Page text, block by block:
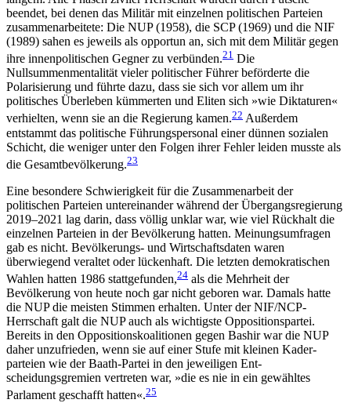
beendet, bei denen das Militär mit einzelnen politischen Parteien
zusammenarbeitete: Die NUP (1958), die SCP (1969) und die NIF
(1989) sahen es jeweils als opportun an, sich mit dem Militär gegen
ihre innenpolitischen Gegner zu verbünden.21 Die
Nullsummenmentalität vieler politischer Führer beförderte die
Polarisierung und führte dazu, dass sie sich vor allem um ihr
politisches Überleben kümmerten und Eliten sich »wie Diktaturen«
verhielten, wenn sie an die Regierung kamen.22 Außerdem
entstammt das politische Führungspersonal einer dünnen sozia­len
Schicht, die weniger unter den Folgen ihrer Fehler leiden musste als
die Gesamtbevölkerung.23
Eine besondere Schwierigkeit für die Zusammenarbeit der
politischen Parteien untereinander wäh­rend der Übergangsregierung
2019–2021 lag darin, dass völlig unklar war, wie viel Rückhalt die
einzelnen Parteien in der Bevölkerung hatten. Meinungsumfragen
gab es nicht. Bevölkerungs- und Wirtschaftsdaten waren
überwiegend veraltet oder lücken­haft. Die letzten demokratischen
Wahlen hatten 1986 stattgefunden,24 als die Mehrheit der
Bevölkerung von heute noch gar nicht geboren war. Damals hatte
die NUP die meisten Stimmen erhalten. Unter der NIF/NCP-
Herrschaft galt die NUP auch als wichtig­ste Oppositionspartei.
Bereits in den Oppositions­koalitionen gegen Bashir war die NUP
daher unzufrie­den, wenn sie auf einer Stufe mit kleinen Kader-
parteien wie der Baath-Partei in den jeweiligen Ent­
scheidungsgremien vertreten war, »die es nie in ein gewähltes
Parlament geschafft hatten«.25